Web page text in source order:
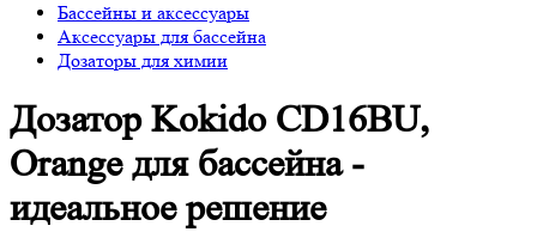
Бассейны и аксессуары
Аксессуары для бассейна
Дозаторы для химии
Дозатор Kokido CD16BU,
Orange для бассейна -
идеальное решение